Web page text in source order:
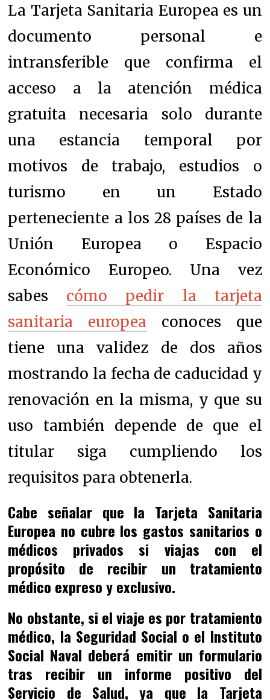
La Tarjeta Sanitaria Europea es un
documento personal e
intransferible que confirma el
acceso a la atención médica
gratuita necesaria solo durante
una estancia temporal por
motivos de trabajo, estudios o
turismo en un Estado
perteneciente a los 28 países de la
Unión Europea o Espacio
Económico Europeo. Una vez
sabes cómo pedir la tarjeta
sanitaria europea conoces que
tiene una validez de dos años
mostrando la fecha de caducidad y
renovación en la misma, y que ​​su
uso también depende de que el
titular siga cumpliendo los
requisitos para obtenerla.
Cabe señalar que la Tarjeta Sanitaria
Europea no cubre los gastos sanitarios o
médicos privados si viajas con el
propósito de recibir un tratamiento
médico expreso y exclusivo.
No obstante, si el viaje es por tratamiento
médico, la Seguridad Social o el Instituto
Social Naval deberá emitir un formulario
tras recibir un informe positivo del
Servicio de Salud, ya que la Tarjeta